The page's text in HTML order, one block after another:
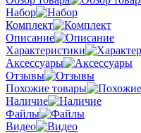
Набор
Комплект
Описание
Характеристики
Аксессуары
Отзывы
Похожие товары
Наличие
Файлы
Видео